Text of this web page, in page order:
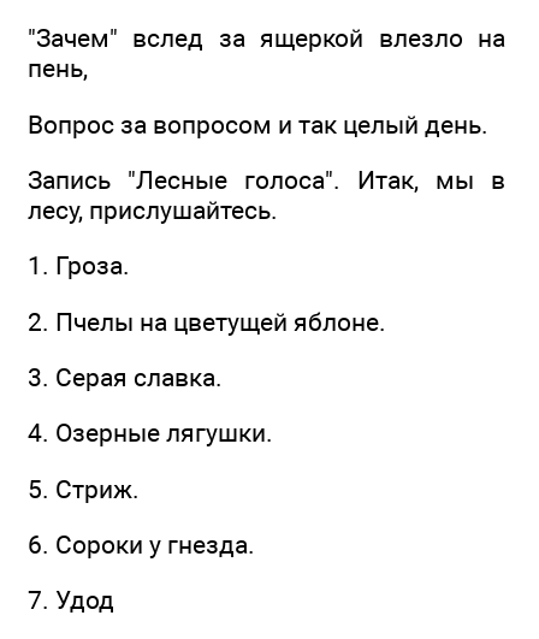
"Зачем" вслед за ящеркой влезло на
пень,
Вопрос за вопросом и так целый день.
Запись "Лесные голоса". Итак, мы в
лесу, прислушайтесь.
1. Гроза.
2. Пчелы на цветущей яблоне.
3. Серая славка.
4. Озерные лягушки.
5. Стриж.
6. Сороки у гнезда.
7. Удод